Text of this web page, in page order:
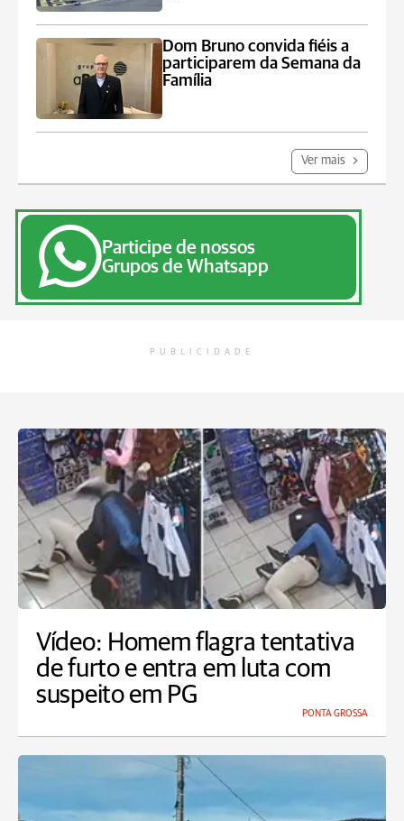
Dom Bruno convida fiéis a
participarem da Semana da
Família
Ver mais
Participe de nossos
Grupos de Whatsapp
PUBLICIDADE
Vídeo: Homem flagra tentativa
de furto e entra em luta com
suspeito em PG
PONTA GROSSA